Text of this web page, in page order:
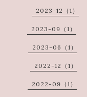
2023-12（1）
2023-09（1）
2023-06（1）
2022-12（1）
2022-09（1）